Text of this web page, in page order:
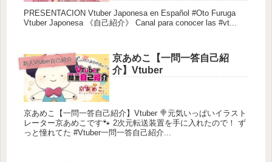
PRESENTACION Vtuber Japonesa en Español #Oto Furuga
Vtuber Japonesa 《自己紹介》 Canal para conocer las #vt...
新人Vtuber自己紹介
京あめこ【一問一答自己紹
介】Vtuber
京あめこ【一問一答自己紹介】Vtuber 🍭元気いっぱいイラスト
レーター京あめこです🐾 2次元転送装置を手に入れたので！ ず
っと憧れてた #Vtuber一問一答自己紹介...